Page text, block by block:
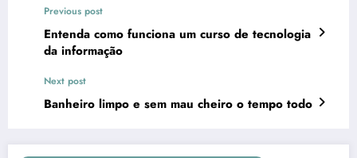
Previous post
Entenda como funciona um curso de tecnologia
da informação
Next post
Banheiro limpo e sem mau cheiro o tempo todo